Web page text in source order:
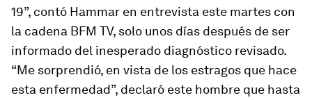
19”, contó Hammar en entrevista este martes con
la cadena BFM TV, solo unos días después de ser
informado del inesperado diagnóstico revisado.
“Me sorprendió, en vista de los estragos que hace
esta enfermedad”, declaró este hombre que hasta